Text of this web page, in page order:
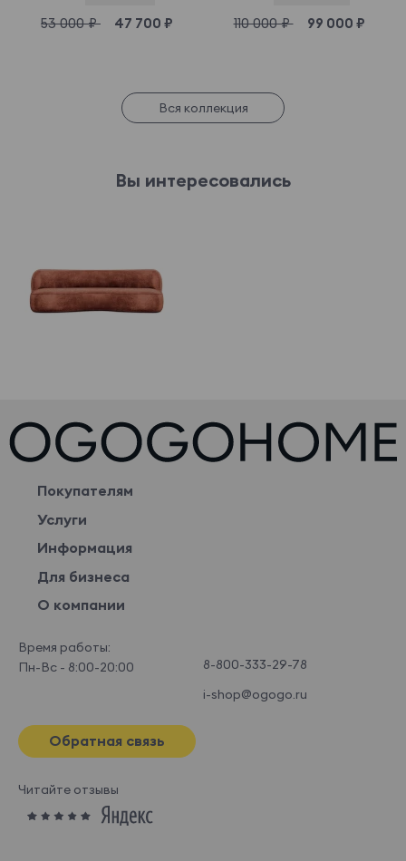
53 000 ₽ 47 700 ₽ 110 000 ₽ 99 000 ₽
Вся коллекция
Вы интересовались
Покупателям
Услуги
Информация
Для бизнеса
О компании
Время работы:
Пн-Вс - 8:00-20:00
8-800-333-29-78
i-shop@ogogo.ru
Обратная связь
Читайте отзывы